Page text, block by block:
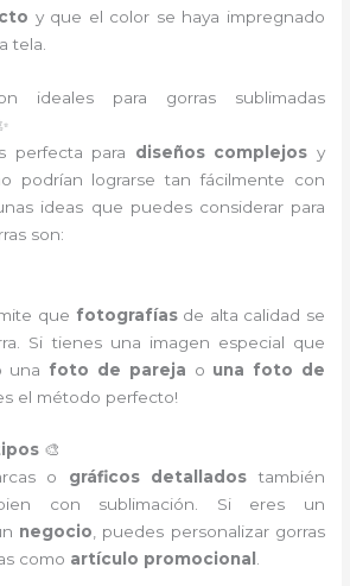
y que el color se haya impregnado
tela.
ideales para gorras sublimadas
perfecta para diseños complejos y
podrían lograrse tan fácilmente con
ideas que puedes considerar para
son:
que fotografíasde alta calidad se
Si tienes una imagen especial que
una foto de pareja o una foto de
es el método perfecto!
🎨
o gráficos detallados también
con sublimación. Si eres un
negocio, puedes personalizar gorras
como artículo promocional .